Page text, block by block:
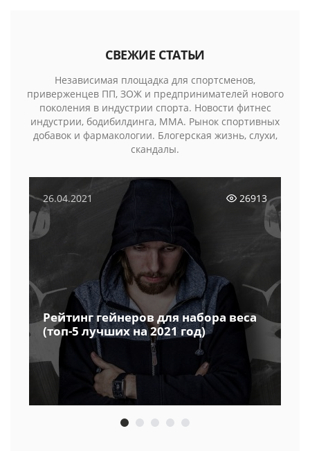
СВЕЖИЕ СТАТЬИ
Независимая площадка для спортсменов,
приверженцев ПП, ЗОЖ и предпринимателей нового
поколения в индустрии спорта. Новости фитнес
индустрии, бодибилдинга, MMA. Рынок спортивных
добавок и фармакологии. Блогерская жизнь, слухи,
скандалы.
26.04.2021 26913
Рейтинг гейнеров для набора веса
(топ-5 лучших на 2021 год)